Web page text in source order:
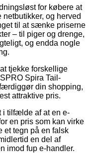
for købere at
og herved
til at sænke priserne
– til piger og drenge,
og endda nogle
tjekke forskellige
Spira Tail-
din shopping,
attraktive pris.
i tilfælde af at en e-
en pris som kan virke
et tegn på en falsk
en del af
imod fup e-handler.